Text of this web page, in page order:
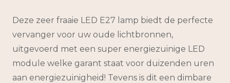
Deze zeer fraaie LED E27 lamp biedt de perfecte
vervanger voor uw oude lichtbronnen,
uitgevoerd met een super energiezuinige LED
module welke garant staat voor duizenden uren
aan energiezuinigheid! Tevens is dit een dimbare